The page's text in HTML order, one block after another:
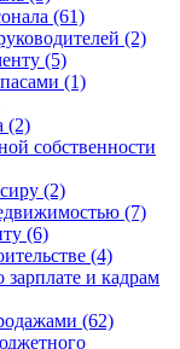
(61)
(2)
(5)
(1)
(2)
собственности
(2)
(7)
(6)
(4)
и кадрам
(62)